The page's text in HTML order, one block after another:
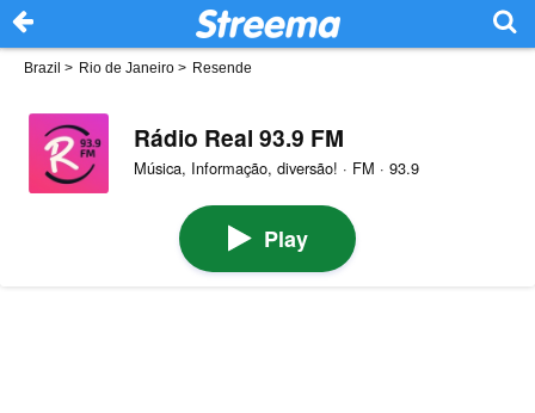
Brazil > Rio de Janeiro > Resende
Rádio Real 93.9 FM
Música, Informação, diversão! · FM · 93.9
Play